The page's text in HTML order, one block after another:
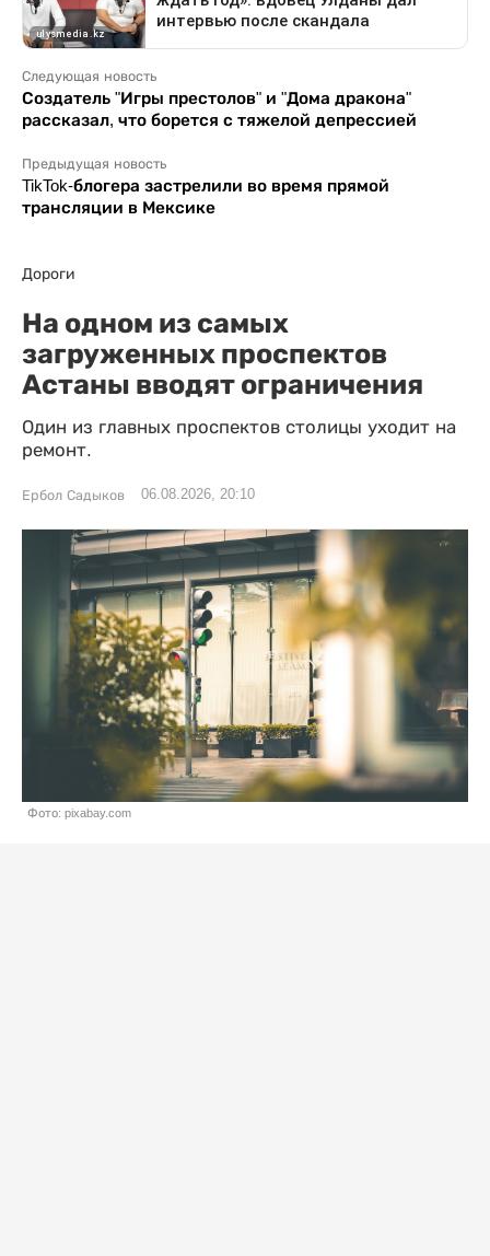
Следующая новость
Создатель "Игры престолов" и "Дома дракона"
рассказал, что борется с тяжелой депрессией
Предыдущая новость
TikTok-блогера застрелили во время прямой
трансляции в Мексике
Дороги
На одном из самых
загруженных проспектов
Астаны вводят ограничения
Один из главных проспектов столицы уходит на
ремонт.
Ербол Садыков 06.08.2026, 20:10
Фото: pixabay.com